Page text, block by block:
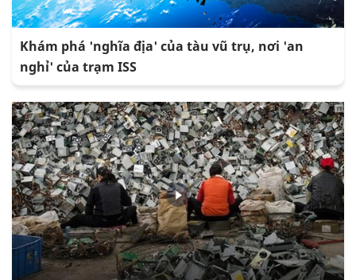
Khám phá 'nghĩa địa' của tàu vũ trụ, nơi 'an
nghỉ' của trạm ISS